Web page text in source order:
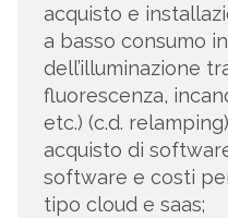
acquisto e
a basso consumo
dell’illuminazione
fluorescenza,
etc.) (c.d.
acquisto di
software e costi
tipo cloud e saas;